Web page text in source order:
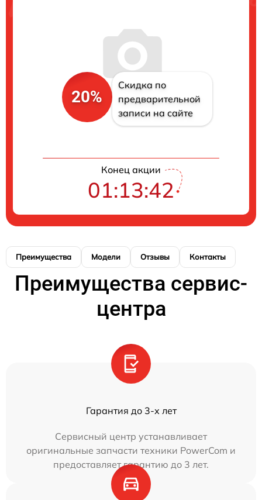
20%
Скидка по
предварительной
записи на сайте
Конец акции
01:13:42
Преимущества Модели Отзывы Контакты
Преимущества сервис-
центра
Гарантия до 3-х лет
Сервисный центр устанавливает
оригинальные запчасти техники PowerCom и
предоставляет гарантию до 3 лет.